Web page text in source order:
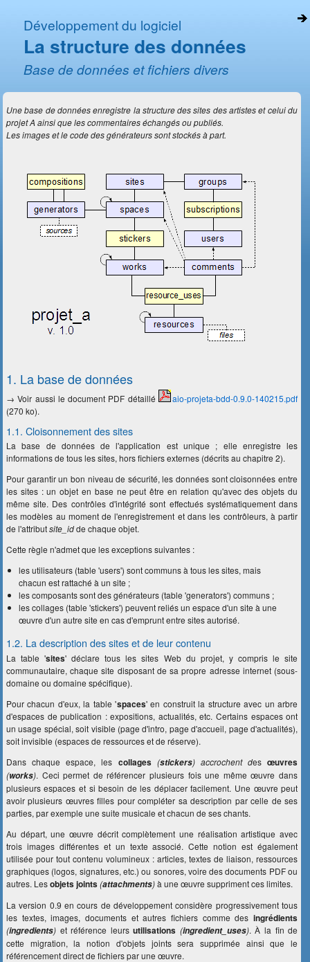
Développement du logiciel
La structure des données
Base de données et fichiers divers
Une base de données enregistre la structure des sites des artistes et celui du
projet A ainsi que les commentaires échangés ou publiés.
Les images et le code des générateurs sont stockés à part.
1. La base de données
→ Voir aussi le document PDF détaillé
aio-projeta-bdd-0.9.0-140215.pdf
(270 ko).
1.1. Cloisonnement des sites
La base de données de l'application est unique ; elle enregistre les
informations de tous les sites, hors fichiers externes (décrits au chapitre 2).
Pour garantir un bon niveau de sécurité, les données sont cloisonnées entre
les sites : un objet en base ne peut être en relation qu'avec des objets du
même site. Des contrôles d'intégrité sont effectués systématiquement dans
les modèles au moment de l'enregistrement et dans les contrôleurs, à partir
de l'attributsite_idde chaque objet.
Cette règle n'admet que les exceptions suivantes :
les utilisateurs (table 'users') sont communs à tous les sites, mais
chacun est rattaché à un site ;
les composants sont des générateurs (table 'generators') communs ;
les collages (table 'stickers') peuvent reliés un espace d'un site à une
œuvre d'un autre site en cas d'emprunt entre sites autorisé.
1.2. La description des sites et de leur contenu
La table 'sites' déclare tous les sites Web du projet, y compris le site
communautaire, chaque site disposant de sa propre adresse internet (sous-
domaine ou domaine spécifique).
Pour chacun d'eux, la table 'spaces' en construit la structure avec un arbre
d'espaces de publication : expositions, actualités, etc. Certains espaces ont
un usage spécial, soit visible (page d'intro, page d'accueil, page d'actualités),
soit invisible (espaces de ressources et de réserve).
Dans chaque espace, les collages (stickers) accrochent desœuvres
(works). Ceci permet de référencer plusieurs fois une même œuvre dans
plusieurs espaces et si besoin de les déplacer facilement. Une œuvre peut
avoir plusieurs œuvres filles pour compléter sa description par celle de ses
parties, par exemple une suite musicale et chacun de ses chants.
Au départ, une œuvre décrit complètement une réalisation artistique avec
trois images différentes et un texte associé. Cette notion est également
utilisée pour tout contenu volumineux : articles, textes de liaison, ressources
graphiques (logos, signatures, etc.) ou sonores, voire des documents PDF ou
autres. Lesobjets joints(attachments)à une œuvre suppriment ces limites.
La version 0.9 en cours de développement considère progressivement tous
les textes, images, documents et autres fichiers comme desingrédients
(ingredients) et référence leursutilisations (ingredient_uses). À la fin de
cette migration, la notion d'objets joints sera supprimée ainsi que le
référencement direct de fichiers par une œuvre.